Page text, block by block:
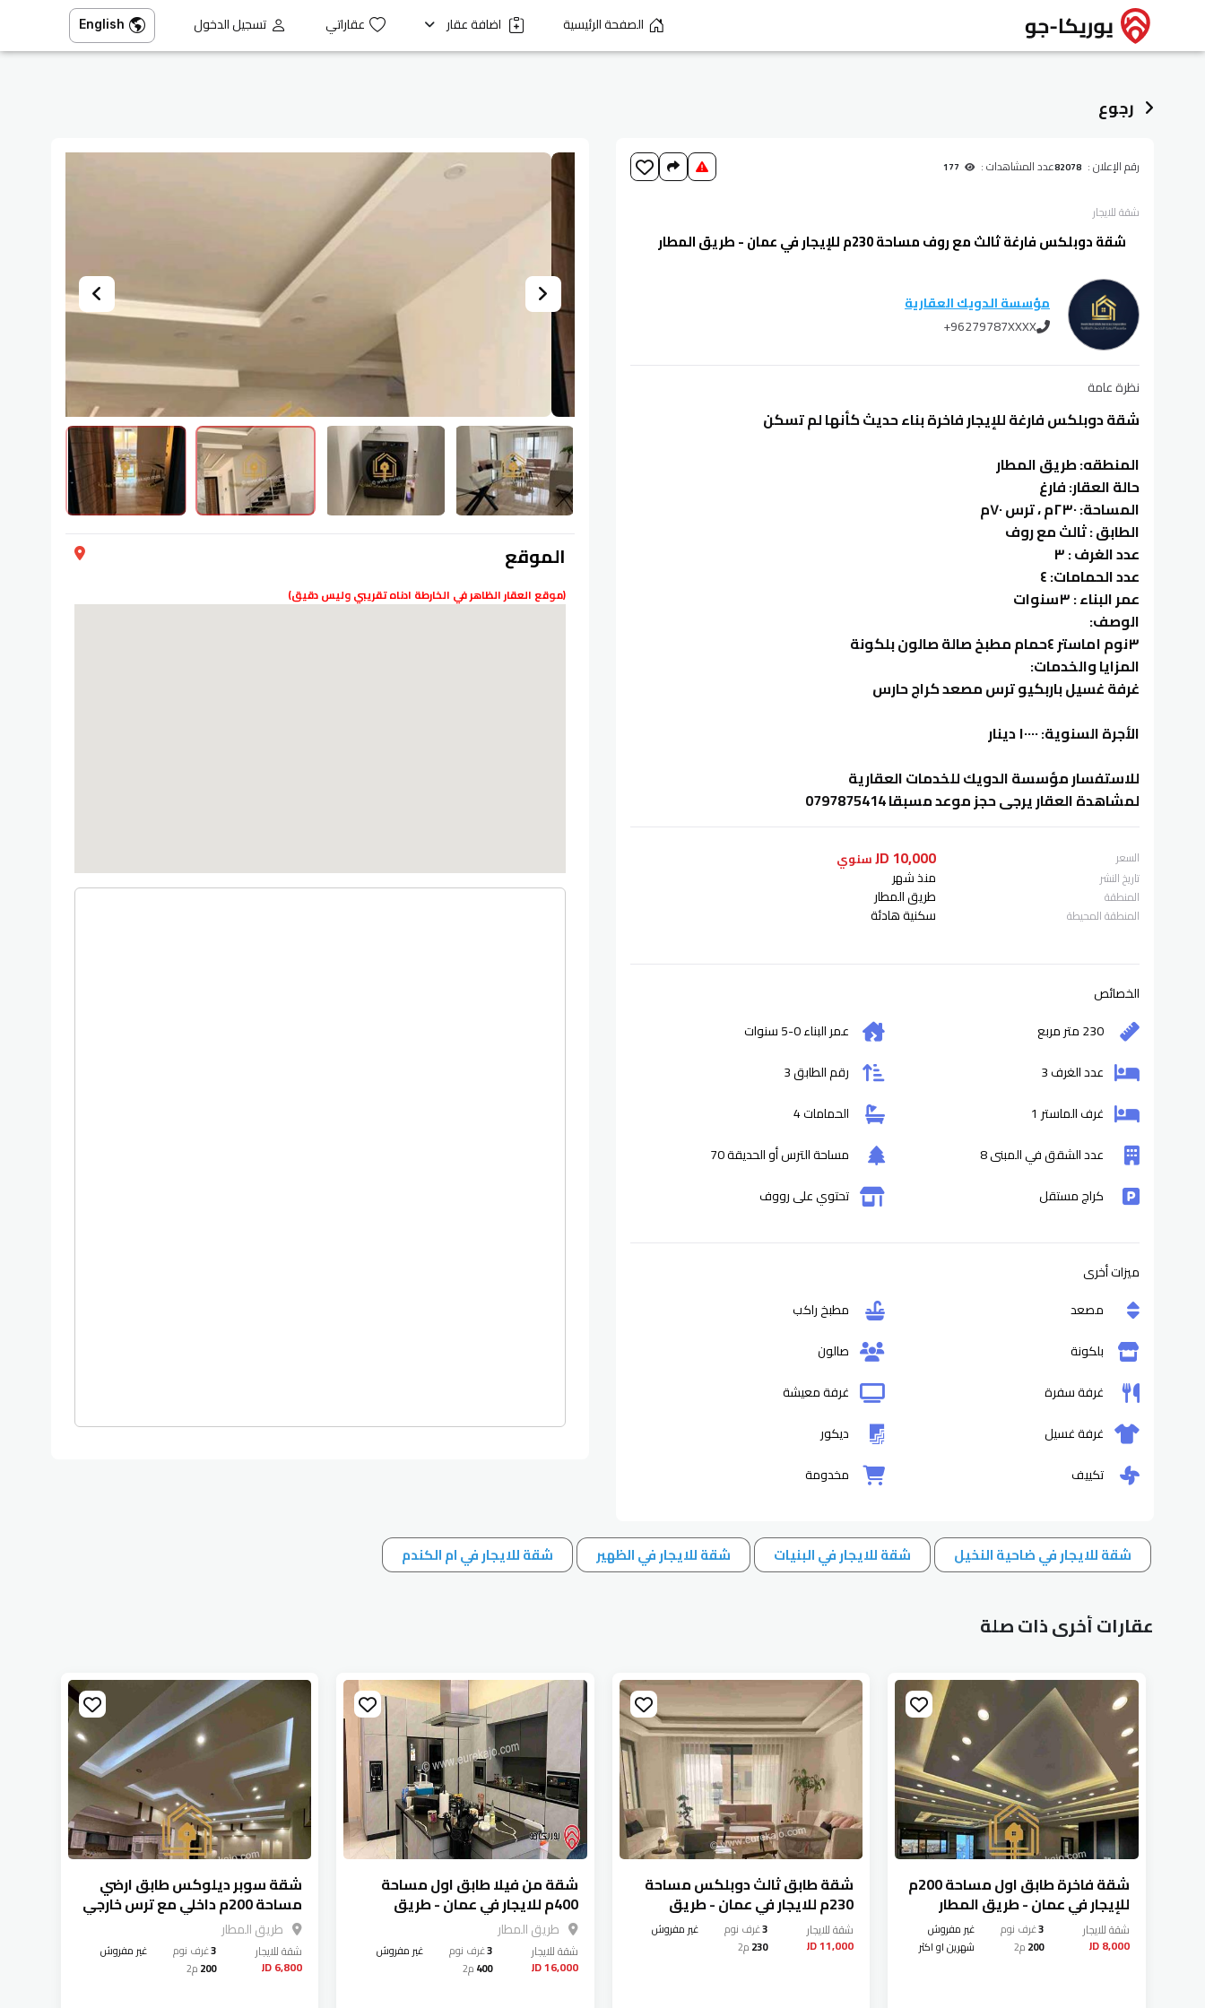
الصفحة الرئيسية اضافة عقار عقاراتي تسجيل الدخول English
رجوع
الموقع
(موقع العقار الظاهر في الخارطة ادناه تقريبي وليس دقيق)
رقم الإعلان : 82078عدد المشاهدات :
شقةللايجار
شقة دوبلكس فارغة ثالث مع روف مساحة 230م للإيجار في عمان - طريق المطار
مؤسسة الدويك العقارية
+96279787XXXX
نظرة عامة
شقة دوبلكس فارغة للإيجار فاخرة بناء حديث كأنها لم تسكن
المنطقه: طريق المطار
حالة العقار: فارغ
المساحة: ٢٣٠م ، ترس ٧٠م
الطابق : ثالث مع روف
عدد الغرف : ٣
عدد الحمامات: ٤
عمر البناء : ٣سنوات
الوصف:
٣نوم ١ماستر ٤حمام مطبخ صالة صالون بلكونة
المزايا والخدمات:
غرفة غسيل باربكيو ترس مصعد كراج حارس
الأجرة السنوية: ١٠٠٠٠ دينار
للاستفسار مؤسسة الدويك للخدمات العقارية
لمشاهدة العقار يرجى حجز موعد مسبقا 0797875414
السعر 10,000 JD سنوي
تاريخ النشر منذ شهر
المنطقة طريق المطار
المنطقة المحيطة سكنية هادئة
الخصائص
230 متر مربع
عمر البناء0-5
سنوات
عدد الغرف 3
رقم الطابق 3
غرف الماستر 1
الحمامات 4
عدد الشقق في المبنى 8
مساحة الترس أو الحديقة 70
كراج مستقل
تحتوي على رووف
ميزات أخرى
مصعد
مطبخ راكب
بلكونة
صالون
غرفة سفرة
غرفة معيشة
غرفة غسيل
ديكور
تكييف
مخدومة
شقة للايجار في ضاحية النخيل شقة للايجار في البنيات شقة للايجار في الظهير شقة للايجار في ام الكندم
عقارات أخرى ذات صلة
شقة فاخرة طابق اول مساحة 200م
للإيجار في عمان - طريق المطار
شقةللايجار
8,000 JD
3غرف نوم
غير مفروش
200م2 شهرين او اكثر
شقة طابق ثالث دوبلكس مساحة
230م للايجار في عمان - طريق
المطار
شقةللايجار
11,000 JD
3غرف نوم
غير مفروش
230م2
شقة من فيلا طابق اول مساحة
400م للايجار في عمان - طريق
المطارطريق المطار
شقةللايجار
16,000 JD
3غرف نوم
غير مفروش
400م2
شقة سوبر ديلوكس طابق ارضي
مساحة 200م داخلي مع ترس خارجي
70م للايجار في عمان - طريق المطار طريق المطار
شقةللايجار
6,800 JD
3غرف نوم
غير مفروش
200م2